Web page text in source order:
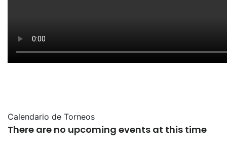
Calendario de Torneos
There are no upcoming events at this time